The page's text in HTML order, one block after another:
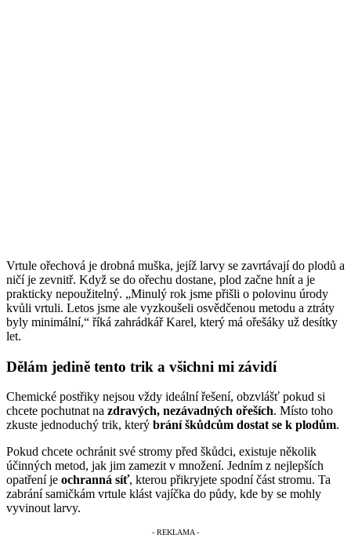
Vrtule ořechová je drobná muška, jejíž larvy se zavrtávají do plodů a
ničí je zevnitř. Když se do ořechu dostane, plod začne hnít a je
prakticky nepoužitelný. „Minulý rok jsme přišli o polovinu úrody
kvůli vrtuli. Letos jsme ale vyzkoušeli osvědčenou metodu a ztráty
byly minimální,“ říká zahrádkář Karel, který má ořešáky už desítky
let.
Dělám jedině tento trik a všichni mi závidí
Chemické postřiky nejsou vždy ideální řešení, obzvlášť pokud si
chcete pochutnat na zdravých, nezávadných ořeších. Místo toho
zkuste jednoduchý trik, který brání škůdcům dostat se k plodům.
Pokud chcete ochránit své stromy před škůdci, existuje několik
účinných metod, jak jim zamezit v množení. Jedním z nejlepších
opatření je ochranná síť, kterou přikryjete spodní část stromu. Ta
zabrání samičkám vrtule klást vajíčka do půdy, kde by se mohly
vyvinout larvy.